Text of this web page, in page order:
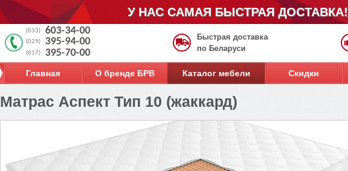
У НАС САМАЯ БЫСТРАЯ ДОСТАВКА!
(033) 603-34-00
(029) 395-94-00
(017) 395-70-00
Быстрая доставка
по Беларуси
Главная О бренде БРВ Каталог мебели Скидки
Матрас Аспект Тип 10 (жаккард)